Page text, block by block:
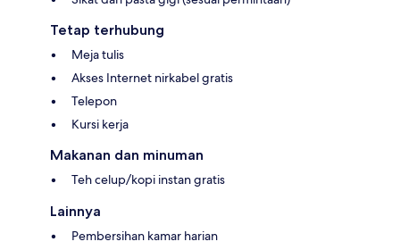
Tetap terhubung
Meja tulis
Akses Internet nirkabel gratis
Telepon
Kursi kerja
Makanan dan minuman
Teh celup/kopi instan gratis
Lainnya
Pembersihan kamar harian